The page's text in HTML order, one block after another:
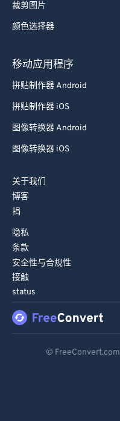
裁剪图片
颜色选择器
移动应用程序
拼贴制作器 Android
拼贴制作器 iOS
图像转换器 Android
图像转换器 iOS
关于我们
博客
捐
隐私
条款
安全性与合规性
接触
status
© FreeConvert.com